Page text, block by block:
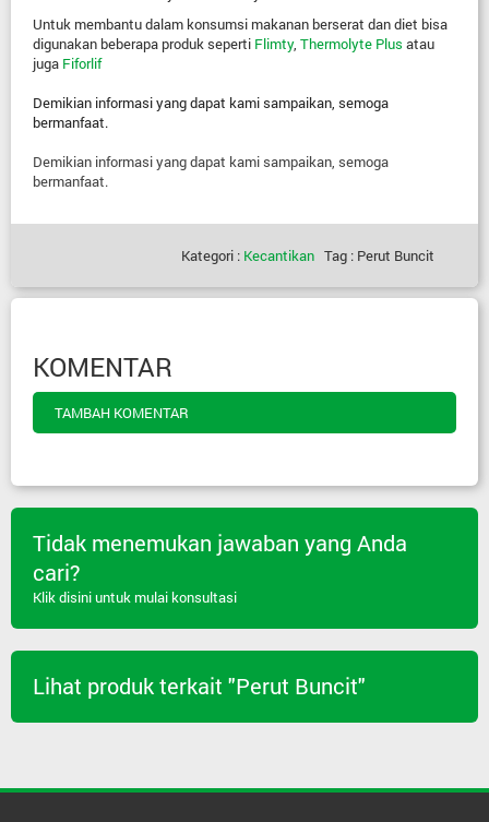
Untuk membantu dalam konsumsi makanan berserat dan diet bisa
digunakan beberapa produk seperti Flimty, Thermolyte Plus atau
juga Fiforlif
Demikian informasi yang dapat kami sampaikan, semoga
bermanfaat.
Demikian informasi yang dapat kami sampaikan, semoga
bermanfaat.
Kategori : Kecantikan Tag : Perut Buncit
KOMENTAR
TAMBAH KOMENTAR
Tidak menemukan jawaban yang Anda
cari?
Klik disini untuk mulai konsultasi
Lihat produk terkait "Perut Buncit"